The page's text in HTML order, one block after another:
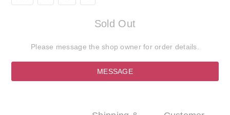
Sold Out
Please message the shop owner for order details.
MESSAGE